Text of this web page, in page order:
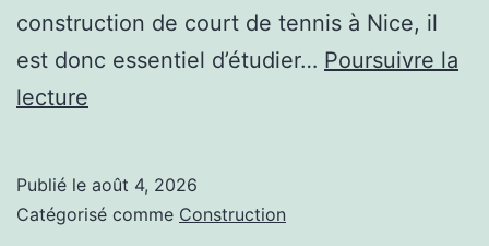
construction de court de tennis à Nice, il
est donc essentiel d’étudier… Poursuivre la
lecture
rôle
Publié le août 4, 2026
Catégorisé comme Construction